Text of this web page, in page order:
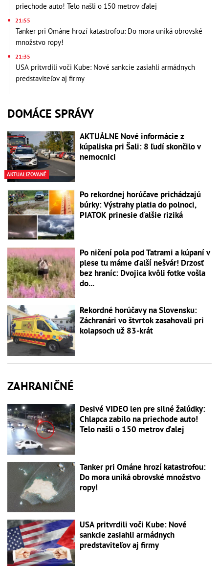
priechode auto! Telo našli o 150 metrov ďalej
21:55
Tanker pri Ománe hrozí katastrofou: Do mora uniká obrovské
množstvo ropy!
21:35
USA pritvrdili voči Kube: Nové sankcie zasiahli armádnych
predstaviteľov aj firmy
DOMÁCE SPRÁVY
AKTUALIZOVANÉ
AKTUÁLNE Nové informácie z
kúpaliska pri Šali: 8 ľudí skončilo v
nemocnici
Po rekordnej horúčave prichádzajú
búrky: Výstrahy platia do polnoci,
PIATOK prinesie ďalšie riziká
Po ničení pola pod Tatrami a kúpaní v
plese tu máme ďalší nešvár! Drzosť
bez hraníc: Dvojica kvôli fotke vošla
do...
Rekordné horúčavy na Slovensku:
Záchranári vo štvrtok zasahovali pri
kolapsoch už 83-krát
ZAHRANIČNÉ
Desivé VIDEO len pre silné žalúdky:
Chlapca zabilo na priechode auto!
Telo našli o 150 metrov ďalej
Tanker pri Ománe hrozí katastrofou:
Do mora uniká obrovské množstvo
ropy!
USA pritvrdili voči Kube: Nové
sankcie zasiahli armádnych
predstaviteľov aj firmy